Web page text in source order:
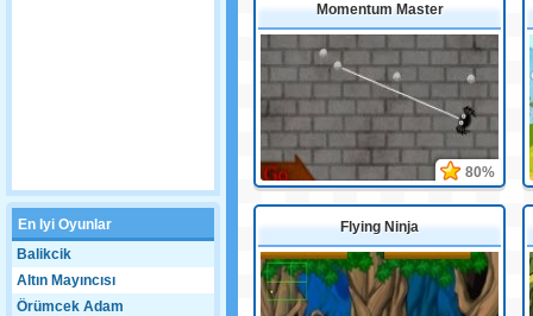
En Iyi Oyunlar
Balikcik
Altın Mayıncısı
Örümcek Adam
Momentum Master
80%
Flying Ninja